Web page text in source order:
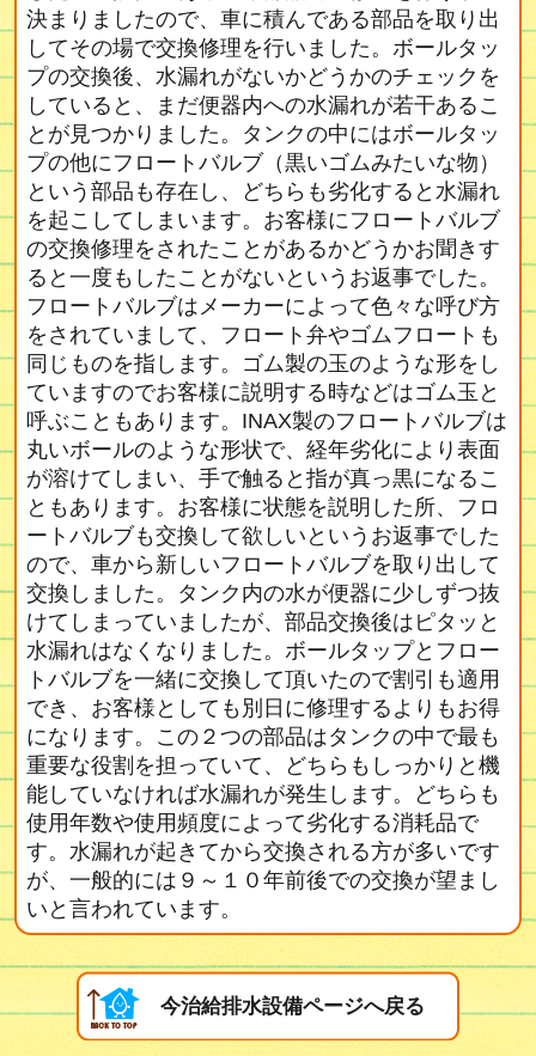
決まりましたので、車に積んである部品を取り出
してその場で交換修理を行いました。ボールタッ
プの交換後、水漏れがないかどうかのチェックを
していると、まだ便器内への水漏れが若干あるこ
とが見つかりました。タンクの中にはボールタッ
プの他にフロートバルブ（黒いゴムみたいな物）
という部品も存在し、どちらも劣化すると水漏れ
を起こしてしまいます。お客様にフロートバルブ
の交換修理をされたことがあるかどうかお聞きす
ると一度もしたことがないというお返事でした。
フロートバルブはメーカーによって色々な呼び方
をされていまして、フロート弁やゴムフロートも
同じものを指します。ゴム製の玉のような形をし
ていますのでお客様に説明する時などはゴム玉と
呼ぶこともあります。INAX製のフロートバルブは
丸いボールのような形状で、経年劣化により表面
が溶けてしまい、手で触ると指が真っ黒になるこ
ともあります。お客様に状態を説明した所、フロ
ートバルブも交換して欲しいというお返事でした
ので、車から新しいフロートバルブを取り出して
交換しました。タンク内の水が便器に少しずつ抜
けてしまっていましたが、部品交換後はピタッと
水漏れはなくなりました。ボールタップとフロー
トバルブを一緒に交換して頂いたので割引も適用
でき、お客様としても別日に修理するよりもお得
になります。この２つの部品はタンクの中で最も
重要な役割を担っていて、どちらもしっかりと機
能していなければ水漏れが発生します。どちらも
使用年数や使用頻度によって劣化する消耗品で
す。水漏れが起きてから交換される方が多いです
が、一般的には９～１０年前後での交換が望まし
いと言われています。
今治給排水設備ページへ戻る